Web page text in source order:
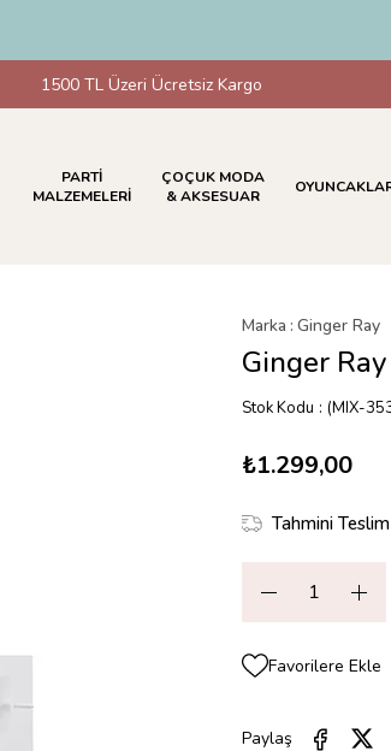
1500 TL Üzeri Ücretsiz Kargo
PARTİ
MALZEMELERİ
ÇOÇUK MODA
& AKSESUAR
Marka : Ginger Ray
Ginger
Stok Kodu (MIX-
₺1.299,00
Tahmini
Favorilere Ekle
Paylaş